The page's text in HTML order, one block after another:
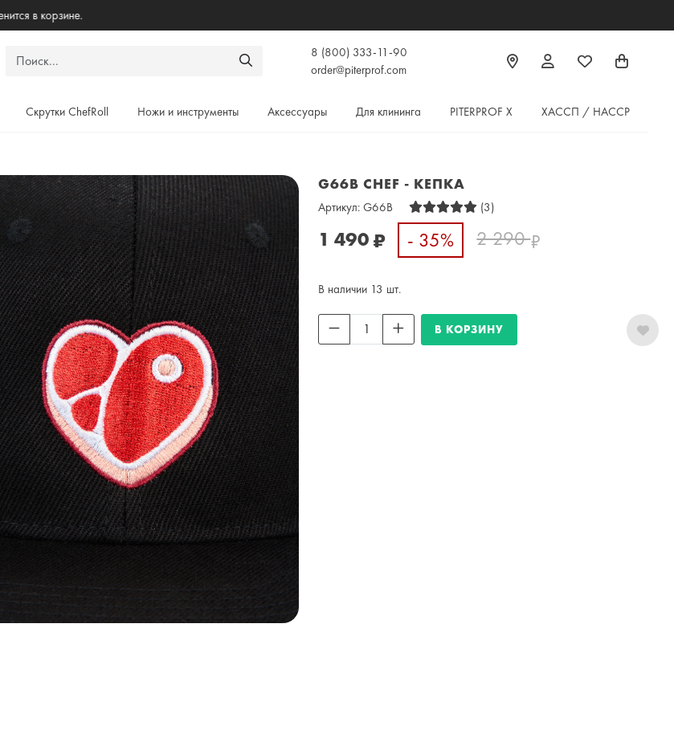
Бесплантая доставка по России при заказе от 5000₽
8 (800) 333-11-90
order@piterprof.com
Скрутки ChefRoll Ножи и инструменты Аксессуары Для клининга PITERPROF X ХАССП / HACCP
G66B CHEF - КЕПКА
Артикул:G66B (3)
1 490₽ - 35% 2 290₽
В наличии 13 шт.
В КОРЗИНУ